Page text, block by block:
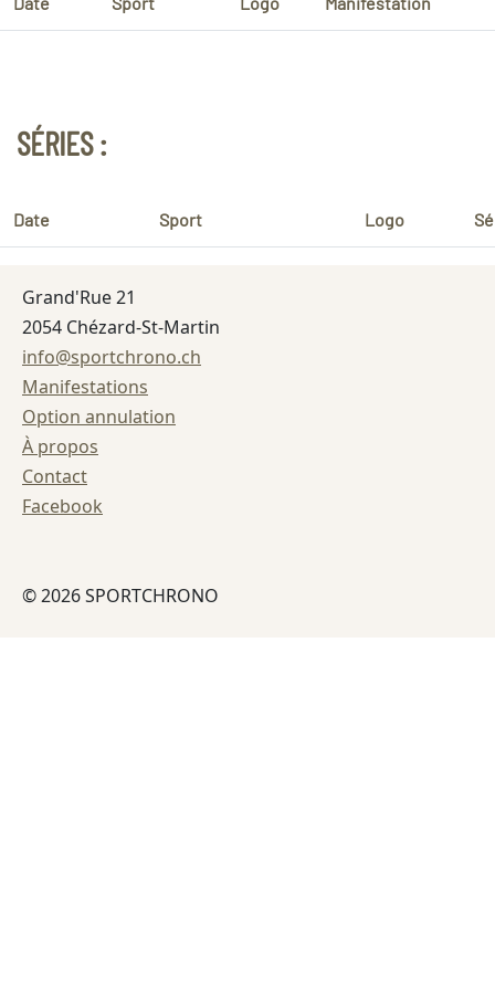
SÉRIES :
Date Sport Logo
Grand'Rue 21
2054 Chézard-St-Martin
info@sportchrono.ch
Manifestations
Option annulation
À propos
Contact
Facebook
© 2026 SPORTCHRONO